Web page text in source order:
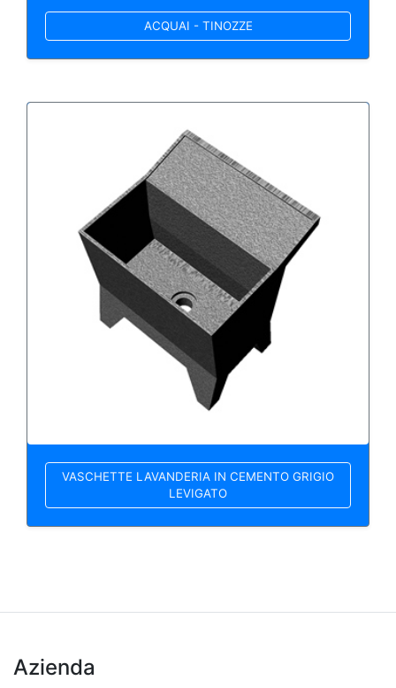
ACQUAI - TINOZZE
VASCHETTE LAVANDERIA IN CEMENTO GRIGIO
LEVIGATO
Azienda